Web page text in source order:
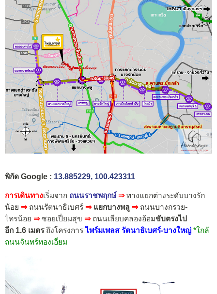
พิกัด Google : 13.885229, 100.423311
การเดินทางเริ่มจาก ถนนราชพฤกษ์ ⇒ทางแยกต่างระดับบางรัก
น้อย ⇒ถนนรัตนาธิเบศร์ ⇒แยกบางพลู ⇒ ถนนบางกรวย-
ไทรน้อย ⇒ซอยเปี่ยมสุข ⇒ ถนนเลียบคลองอ้อมขับตรงไป
อีก 1.6 เมตรถึงโครงการไพร์มเพลส รัตนาธิเบศร์-บางใหญ่ *ใกล้
ถนนจันทร์ทองเอี่ยม